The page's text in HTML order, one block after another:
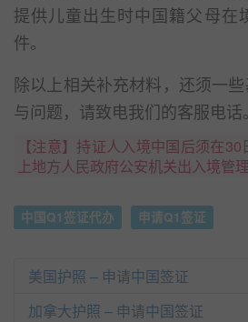
提供儿童出生时中国籍父母在
件。
除以上相关补充材料，还须一
与问题，请致电我们的客服电话。
【注意】持证人入境中国后须在
上地方人民政府公安机关出入境管
中国Q1签证代办 申请Q1签证
美国护照 – 申请中国签证
加拿大护照 – 申请中国签证